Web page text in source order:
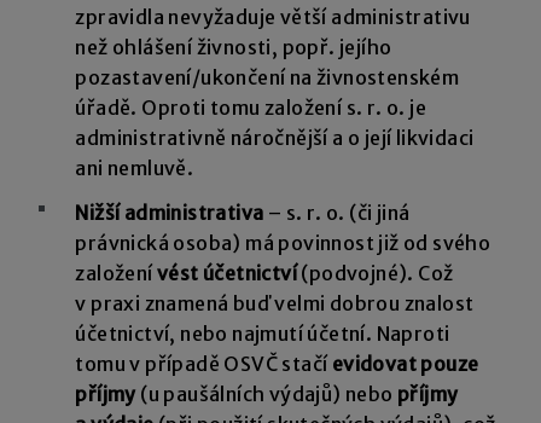
zpravidla nevyžaduje větší administrativu
než ohlášení živnosti, popř. jejího
pozastavení/ukončení na živnostenském
úřadě. Oproti tomu založení s. r. o. je
administrativně náročnější a o její likvidaci
ani nemluvě.
Nižší administrativa – s. r. o. (či jiná
právnická osoba) má povinnost již od svého
založenívést účetnictví(podvojné). Což
v praxi znamená buď velmi dobrou znalost
účetnictví, nebo najmutí účetní. Naproti
tomu v případě OSVČ stačí evidovat pouze
příjmy(u paušálních výdajů) nebo příjmy